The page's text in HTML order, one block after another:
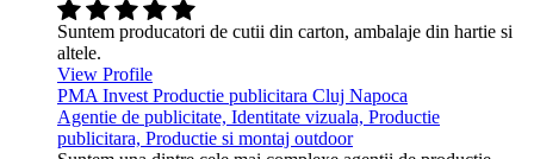
Suntem producatori de cutii din carton, ambalaje din hartie si
altele.
View Profile
PMA Invest Productie publicitara Cluj Napoca
Agentie de publicitate, Identitate vizuala, Productie
publicitara, Productie si montaj outdoor